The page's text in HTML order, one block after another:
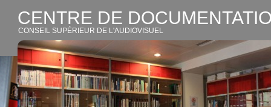
CENTRE DE
CONSEIL SUPÉRIEUR DE L'AUDIOVISUEL